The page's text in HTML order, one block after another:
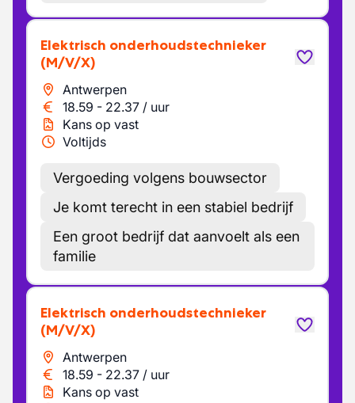
Elektrisch onderhoudstechnieker
(M/V/X)
Antwerpen
18.59 - 22.37 / uur
Kans op vast
Voltijds
Vergoeding volgens bouwsector
Je komt terecht in een stabiel bedrijf
Een groot bedrijf dat aanvoelt als een
familie
Elektrisch onderhoudstechnieker
(M/V/X)
Antwerpen
18.59 - 22.37 / uur
Kans op vast